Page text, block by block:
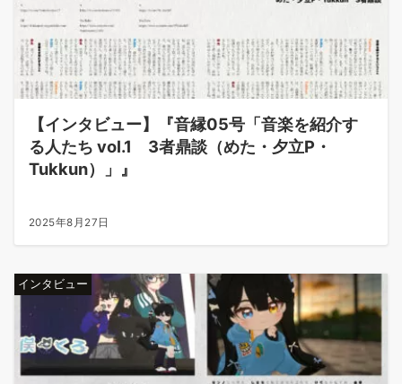
【インタビュー】『音縁05号「音楽を紹介す
る人たち vol.1 3者鼎談（めた・夕立P・
Tukkun）」』
2025年8月27日
インタビュー